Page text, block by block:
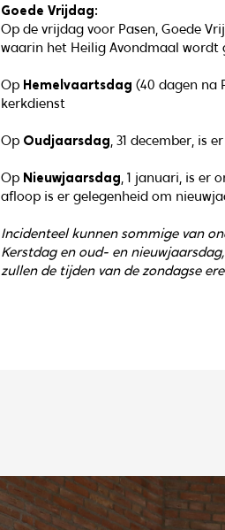
G‍oede Vrijdag:
O‍p de vrijdag voor Pasen, Goede
waarin het Heilig Avondmaal wordt
Op Hemelvaartsdag (40 dagen na
kerkdienst
O‍p Oudjaarsdag, 31 december, is
O‍p Nieuwjaarsdag, 1 januari, is er
afloop is er gelegenheid om
Incidenteel kunnen sommige van
Kerstdag en oud- en
zullen de tijden van de zondagse